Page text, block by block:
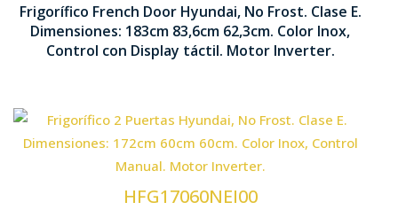
Frigorífico French Door Hyundai, No Frost. Clase E.
Dimensiones: 183cm 83,6cm 62,3cm. Color Inox,
Control con Display táctil. Motor Inverter.
Interior Metal Cooling 1830 x
HFG17060NEI00
Tecnología No Frost
Motor Inverter